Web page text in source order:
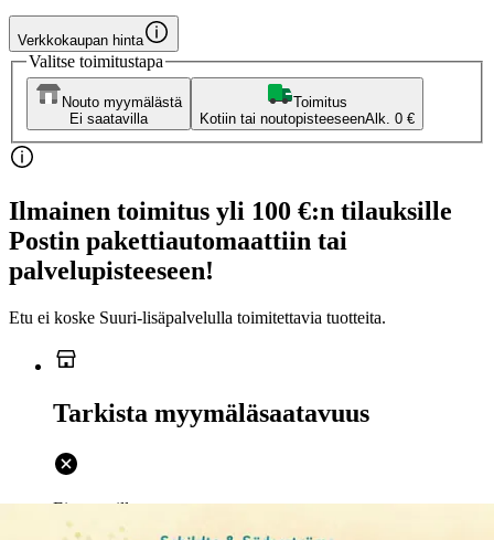
Verkkokaupan hinta
Valitse toimitustapa
Nouto myymälästä
Ei saatavilla
Toimitus
Kotiin tai noutopisteeseenAlk. 0 €
Ilmainen toimitus yli 100 €:n tilauksille
Postin pakettiautomaattiin tai
palvelupisteeseen!
Etu ei koske Suuri‑lisäpalvelulla toimitettavia tuotteita.
Tarkista myymäläsaatavuus
Ei saatavilla